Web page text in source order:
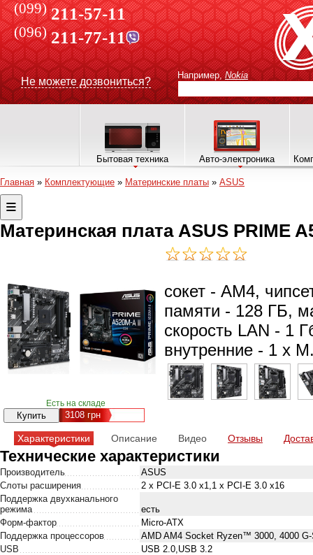
(099) 211-57-11
(096)211-77-11
Не можете дозвониться?
Например, Nokia
Бытовая техника Авто-электроника
Главная » Комплектующие » Материнские платы » ASUS
Материнская плата ASUS PRIME
Есть на складе
3108 грн
сокет - AM4,
памяти - 128 ГБ,
скорость LAN - 1
внутренние - 1 x
Характеристики Описание Видео Отзывы
Технические характеристики
Производитель
ASUS
Слоты расширения
2 x PCI-E 3.0 x1,1 x PCI-E 3.0 x16
Поддержка двухканального
режима
есть
Форм-фактор
Micro-ATX
Поддержка процессоров
AMD AM4 Socket Ryzen™ 3000, 4000
USB
USB 2.0,USB 3.2